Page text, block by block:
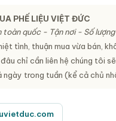
PHẾ LIỆU VIỆT ĐỨC
toàn quốc - Tận nơi - Số
tình, thuận mua vừa bán,
chỉ cần liên hệ chúng tôi
trong tuần (kể cả chủ